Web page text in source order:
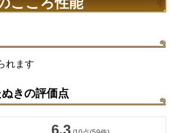
れます
きの評価点